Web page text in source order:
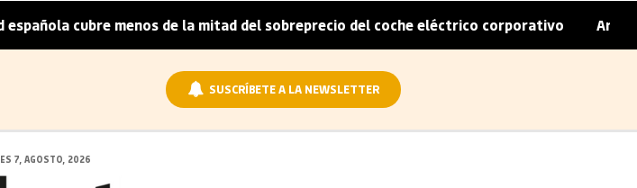
menos de la mitad del sobreprecio del coche eléctrico corporativo | Arval convierte
SUSCRÍBETE A LA NEWSLETTER
7, AGOSTO, 2026